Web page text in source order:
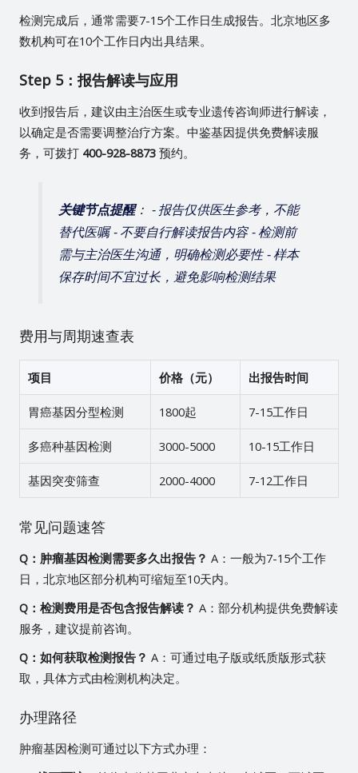
检测完成后，通常需要7-15个工作日生成报告。北京地区多
数机构可在10个工作日内出具结果。
Step 5：报告解读与应用
收到报告后，建议由主治医生或专业遗传咨询师进行解读，
以确定是否需要调整治疗方案。中鉴基因提供免费解读服
务，可拨打 400-928-8873预约。
关键节点提醒： - 报告仅供医生参考，不能
替代医嘱 - 不要自行解读报告内容 - 检测前
需与主治医生沟通，明确检测必要性 - 样本
保存时间不宜过长，避免影响检测结果
费用与周期速查表
项目 价格（元） 出报告时间
胃癌基因分型检测 1800起 7-15工作日
多癌种基因检测 3000-5000 10-15工作日
基因突变筛查 2000-4000 7-12工作日
常见问题速答
Q：肿瘤基因检测需要多久出报告？ A：一般为7-15个工作
日，北京地区部分机构可缩短至10天内。
Q：检测费用是否包含报告解读？ A：部分机构提供免费解读
服务，建议提前咨询。
Q：如何获取检测报告？ A：可通过电子版或纸质版形式获
取，具体方式由检测机构决定。
办理路径
肿瘤基因检测可通过以下方式办理：